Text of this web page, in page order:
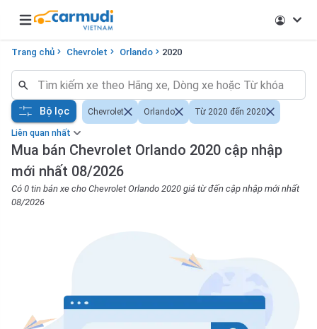
Open main menu
Trang chủ Chevrolet Orlando 2020
Liên quan nhất
Mua bán Chevrolet Orlando 2020 cập nhập
mới nhất 08/2026
Có 0 tin bán xe cho Chevrolet Orlando 2020 giá từ đến cập nhập mới nhất
08/2026
Bộ lọc Chevrolet Orlando Từ 2020 đến 2020